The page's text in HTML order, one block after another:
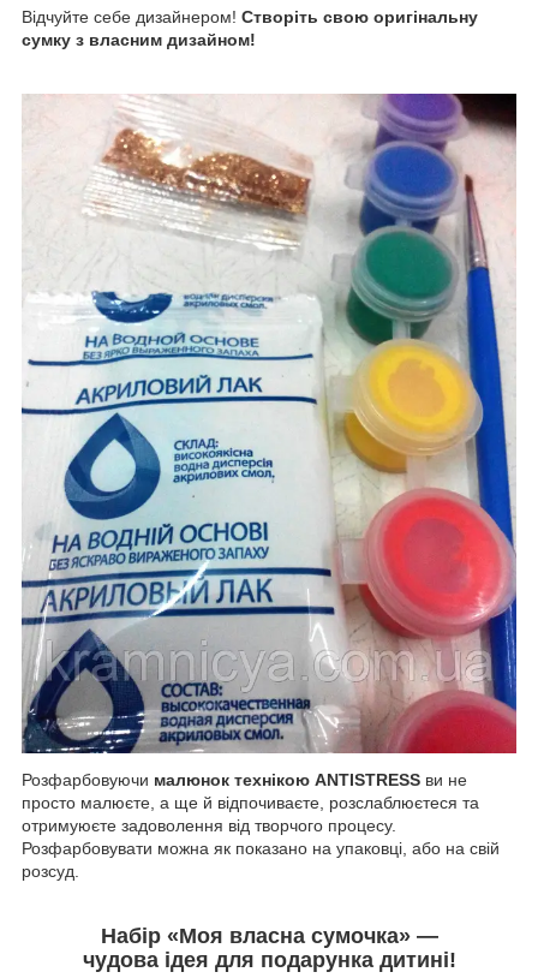
Відчуйте себе дизайнером! Створіть свою оригінальну
сумку з власним дизайном!
Розфарбовуючи малюнок технікою ANTISTRESS ви не
просто малюєте, а ще й відпочиваєте, розслаблюєтеся та
отримуюєте задоволення від творчого процесу.
Розфарбовувати можна як показано на упаковці, або на свій
розсуд.
Набір «Моя власна сумочка» —
чудова ідея для подарунка дитині!